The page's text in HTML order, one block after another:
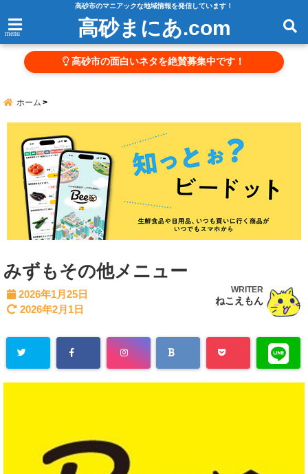
高砂市のマニアックな地域情報を発信しています！
menu 高砂まにあ.com
高砂市の面白いネタを絶賛募集中です！
ホーム
みずもその他メニュー
2026年1月25日
2026年2月1日
WRITER
ねこえもん